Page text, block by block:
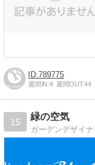
789775
週間IN:4 週間OUT:44
15
緑の空気